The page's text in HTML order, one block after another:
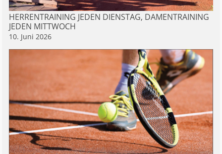
HERRENTRAINING JEDEN DIENSTAG, DAMENTRAINING
JEDEN MITTWOCH
10. Juni 2026